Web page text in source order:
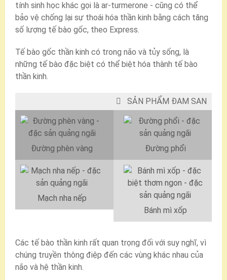
tính sinh học khác gọi là ar-turmerone - cũng có thể
bảo vệ chống lại sự thoái hóa thần kinh bằng cách tăng
số lượng tế bào gốc, theo Express.
Tế bào gốc thần kinh có trong não và tủy sống, là
những tế bào đặc biệt có thể biệt hóa thành tế bào
thần kinh.
SẢN PHẨM ĐAM SAN
Đường phèn vàng Đường phổi
Mạch nha nếp
Bánh mì xốp
Các tế bào thần kinh rất quan trọng đối với suy nghĩ, vì
chúng truyền thông điệp đến các vùng khác nhau của
não và hệ thần kinh.